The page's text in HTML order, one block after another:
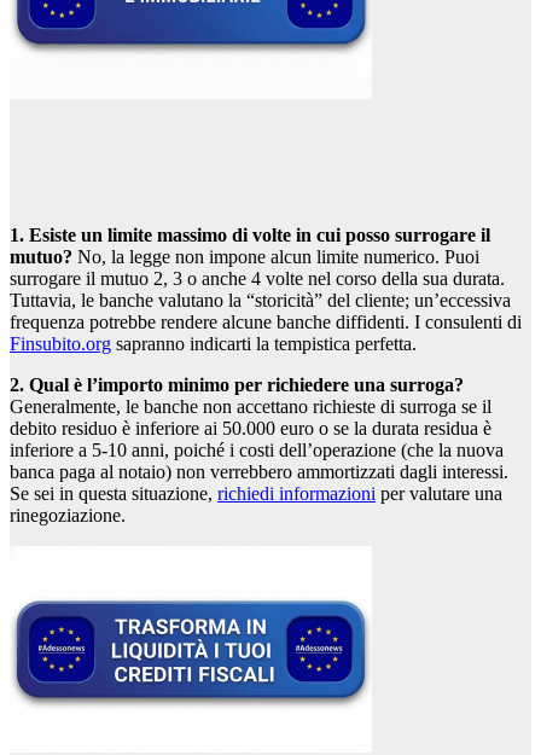
1. Esiste un limite massimo di volte in cui posso surrogare il
mutuo? No, la legge non impone alcun limite numerico. Puoi
surrogare il mutuo 2, 3 o anche 4 volte nel corso della sua durata.
Tuttavia, le banche valutano la “storicità” del cliente; un’eccessiva
frequenza potrebbe rendere alcune banche diffidenti. I consulenti di
Finsubito.org sapranno indicarti la tempistica perfetta.
2. Qual è l’importo minimo per richiedere una surroga?
Generalmente, le banche non accettano richieste di surroga se il
debito residuo è inferiore ai 50.000 euro o se la durata residua è
inferiore a 5-10 anni, poiché i costi dell’operazione (che la nuova
banca paga al notaio) non verrebbero ammortizzati dagli interessi.
Se sei in questa situazione, richiedi informazioni per valutare una
rinegoziazione.